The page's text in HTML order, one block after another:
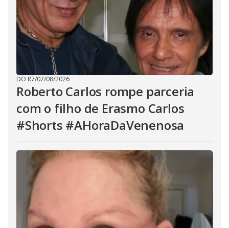
DO R7/07/08/2026
Roberto Carlos rompe parceria
com o filho de Erasmo Carlos
#Shorts #AHoraDaVenenosa